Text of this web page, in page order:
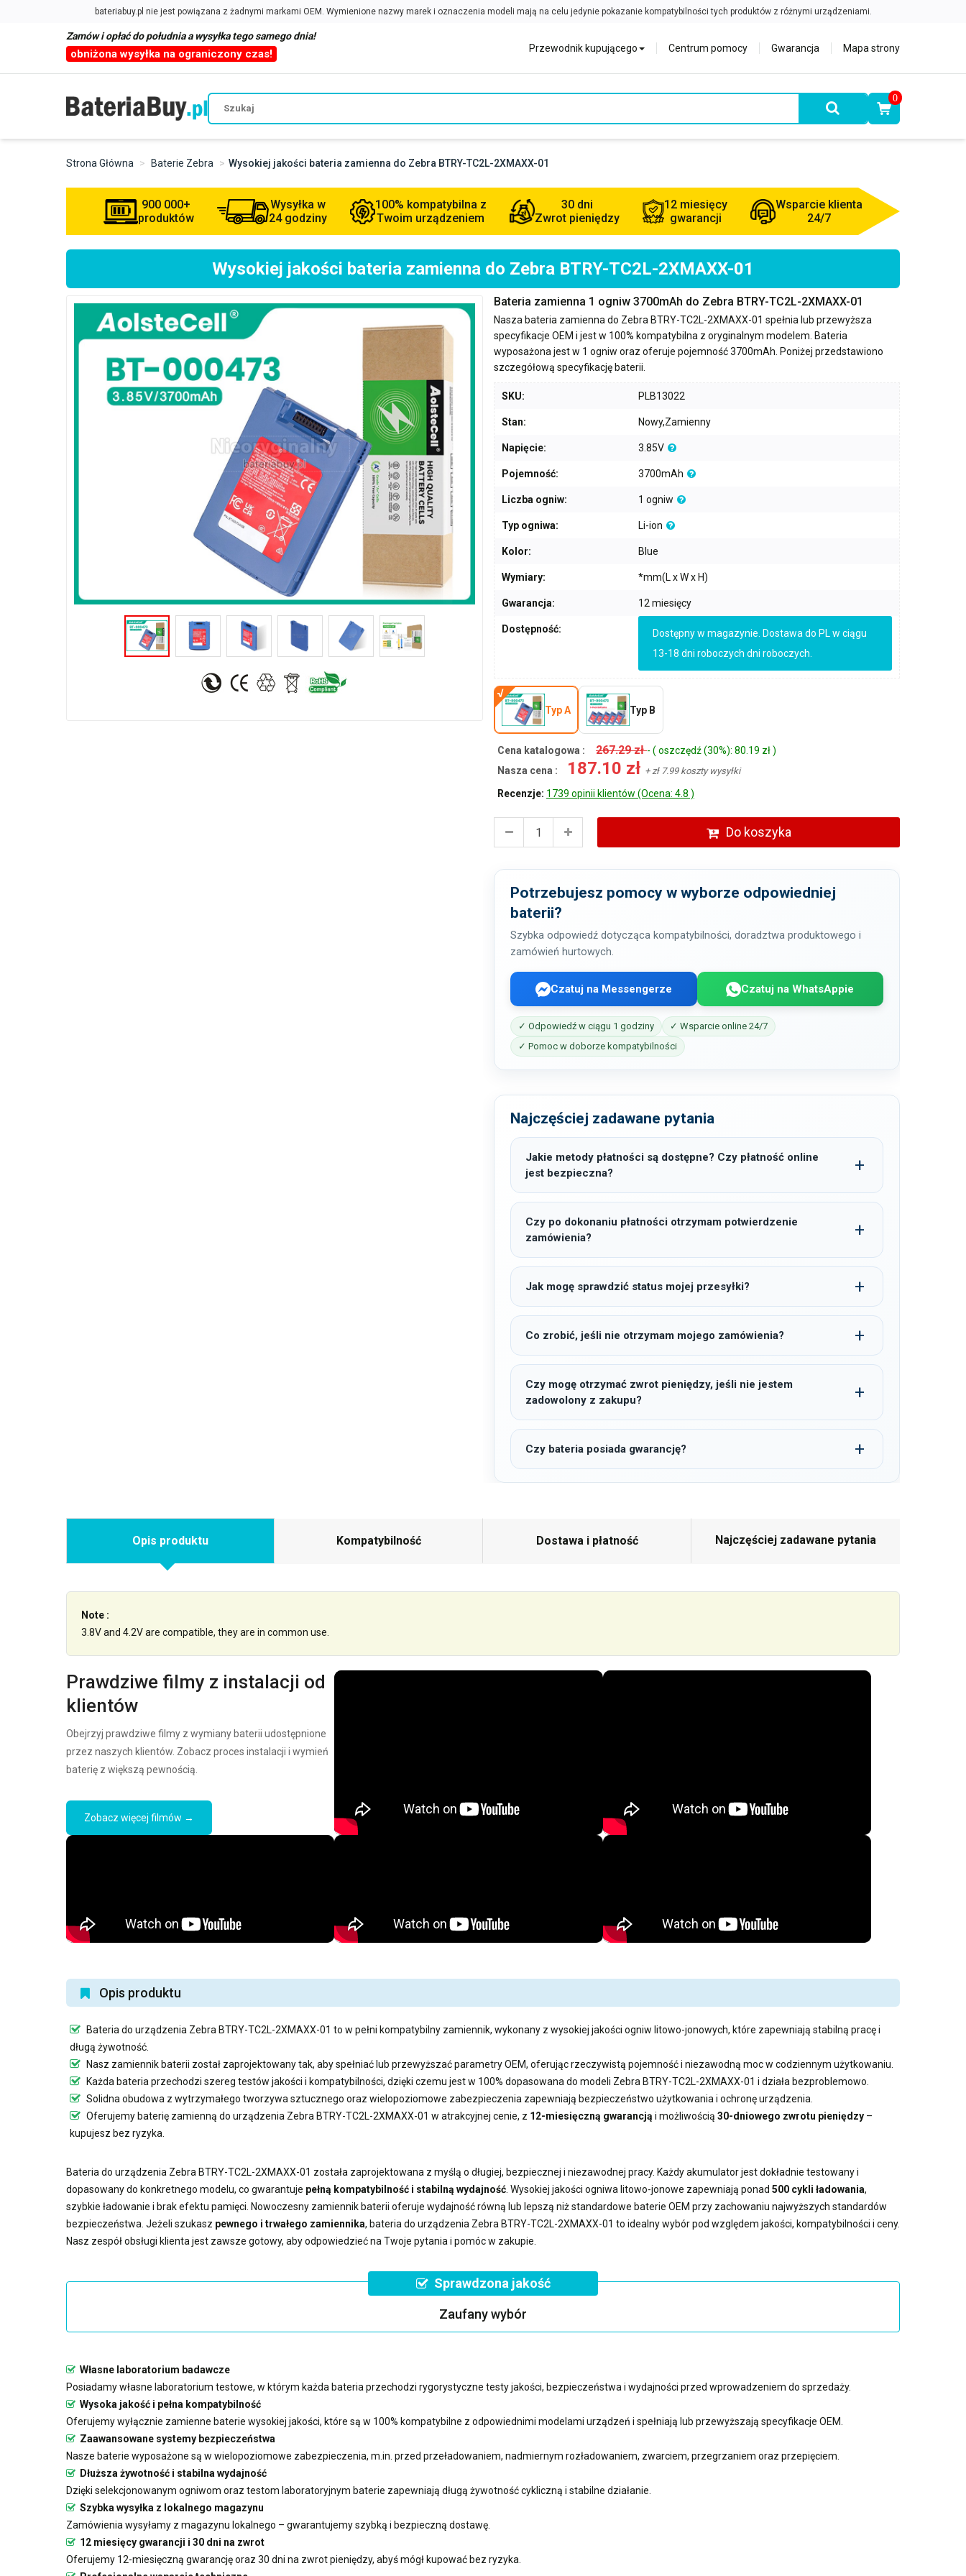
Zamów i opłać do południa a wysyłka tego samego dnia!
obniżona wysyłka na ograniczony czas! Przewodnik kupującego Centrum pomocy Gwarancja Mapa strony
0
Strona Główna Baterie Zebra Wysokiej jakości bateria zamienna do Zebra BTRY-TC2L-2XMAXX-01
900 000+
produktów
Wysyłka w
24 godziny
100% kompatybilna z
Twoim urządzeniem
30 dni
Zwrot pieniędzy
12 miesięcy
gwarancji
Wsparcie klienta
24/7
Wysokiej jakości bateria zamienna do Zebra BTRY-TC2L-2XMAXX-01
Bateria zamienna 1 ogniw 3700mAh do Zebra BTRY-TC2L-2XMAXX-01
Nasza bateria zamienna do Zebra BTRY-TC2L-2XMAXX-01 spełnia lub przewyższa
specyfikacje OEM i jest w 100% kompatybilna z oryginalnym modelem. Bateria
wyposażona jest w 1 ogniw oraz oferuje pojemność3700mAh . Poniżej przedstawiono
szczegółową specyfikację baterii.
SKU: PLB13022
Stan: Nowy,Zamienny
Napięcie: 3.85V
Pojemność: 3700mAh
Liczba ogniw: 1 ogniw
Typ ogniwa: Li-ion
Kolor: Blue
Wymiary: *mm(L x W x H)
Gwarancja: 12 miesięcy
Dostępność:
Dostępny w magazynie. Dostawa do PL w ciągu
13-18 dni roboczych dni roboczych.
Typ A Typ B
Cena katalogowa : 267.29 zł- ( oszczędź (30%): 80.19 zł )
Nasza cena :
187.10 zł + zł 7.99 koszty wysyłki
Recenzje: 1739 opinii klientów (Ocena: 4.8 )
Do koszyka
Potrzebujesz pomocy w wyborze odpowiedniej
baterii?
Szybka odpowiedź dotycząca kompatybilności, doradztwa produktowego i
zamówień hurtowych.
Czatuj na Messengerze Czatuj na WhatsAppie
✓ Odpowiedź w ciągu 1 godziny
✓ Wsparcie online 24/7
✓ Pomoc w doborze kompatybilności
Najczęściej zadawane pytania
Jakie metody płatności są dostępne? Czy płatność online
jest bezpieczna?
Czy po dokonaniu płatności otrzymam potwierdzenie
zamówienia?
Jak mogę sprawdzić status mojej przesyłki?
Co zrobić, jeśli nie otrzymam mojego zamówienia?
Czy mogę otrzymać zwrot pieniędzy, jeśli nie jestem
zadowolony z zakupu?
Czy bateria posiada gwarancję?
Opis produktu Kompatybilność Dostawa i płatność Najczęściej zadawane pytania
Note :
3.8V and 4.2V are compatible, they are in common use.
Prawdziwe filmy z instalacji od
klientów
Obejrzyj prawdziwe filmy z wymiany baterii udostępnione
przez naszych klientów. Zobacz proces instalacji i wymień
baterię z większą pewnością.
Zobacz więcej filmów →
Opis produktu
Bateria do urządzenia Zebra BTRY-TC2L-2XMAXX-01 to w pełni kompatybilny zamiennik, wykonany z wysokiej jakości ogniw litowo-jonowych, które zapewniają stabilną pracę i
długą żywotność.
Nasz zamiennik baterii został zaprojektowany tak, aby spełniać lub przewyższać parametry OEM, oferując rzeczywistą pojemność i niezawodną moc w codziennym użytkowaniu.
Każda bateria przechodzi szereg testów jakości i kompatybilności, dzięki czemu jest w 100% dopasowana do modeli Zebra BTRY-TC2L-2XMAXX-01 i działa bezproblemowo.
Solidna obudowa z wytrzymałego tworzywa sztucznego oraz wielopoziomowe zabezpieczenia zapewniają bezpieczeństwo użytkowania i ochronę urządzenia.
Oferujemy baterię zamienną do urządzenia Zebra BTRY-TC2L-2XMAXX-01 w atrakcyjnej cenie, z 12-miesięczną gwarancją i możliwością 30-dniowego zwrotu pieniędzy –
kupujesz bez ryzyka.
Bateria do urządzenia Zebra BTRY-TC2L-2XMAXX-01 została zaprojektowana z myślą o długiej, bezpiecznej i niezawodnej pracy. Każdy akumulator jest dokładnie testowany i
dopasowany do konkretnego modelu, co gwarantuje pełną kompatybilność i stabilną wydajność . Wysokiej jakości ogniwa litowo-jonowe zapewniają ponad 500 cykli ładowania,
szybkie ładowanie i brak efektu pamięci. Nowoczesny zamiennik baterii oferuje wydajność równą lub lepszą niż standardowe baterie OEM przy zachowaniu najwyższych standardów
bezpieczeństwa. Jeżeli szukasz pewnego i trwałego zamiennika, bateria do urządzenia Zebra BTRY-TC2L-2XMAXX-01 to idealny wybór pod względem jakości, kompatybilności i ceny.
Nasz zespół obsługi klienta jest zawsze gotowy, aby odpowiedzieć na Twoje pytania i pomóc w zakupie.
Sprawdzona jakość
Zaufany wybór
Własne laboratorium badawcze
Posiadamy własne laboratorium testowe, w którym każda bateria przechodzi rygorystyczne testy jakości, bezpieczeństwa i wydajności przed wprowadzeniem do sprzedaży.
Wysoka jakość i pełna kompatybilność
Oferujemy wyłącznie zamienne baterie wysokiej jakości, które są w 100% kompatybilne z odpowiednimi modelami urządzeń i spełniają lub przewyższają specyfikacje OEM.
Zaawansowane systemy bezpieczeństwa
Nasze baterie wyposażone są w wielopoziomowe zabezpieczenia, m.in. przed przeładowaniem, nadmiernym rozładowaniem, zwarciem, przegrzaniem oraz przepięciem.
Dłuższa żywotność i stabilna wydajność
Dzięki selekcjonowanym ogniwom oraz testom laboratoryjnym baterie zapewniają długą żywotność cykliczną i stabilne działanie.
Szybka wysyłka z lokalnego magazynu
Zamówienia wysyłamy z magazynu lokalnego – gwarantujemy szybką i bezpieczną dostawę.
12 miesięcy gwarancji i 30 dni na zwrot
Oferujemy 12-miesięczną gwarancję oraz 30 dni na zwrot pieniędzy, abyś mógł kupować bez ryzyka.